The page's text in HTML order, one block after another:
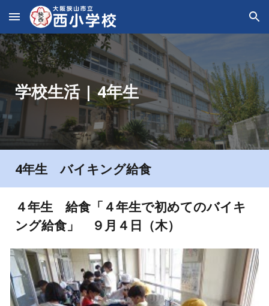
Skip to main content Skip to navigation
学校生活 | 4年生
4年生バイキング給食
４年生給食 「 ４年生で初めてのバイキ
ング給食」 ９月 ４ 日（木）